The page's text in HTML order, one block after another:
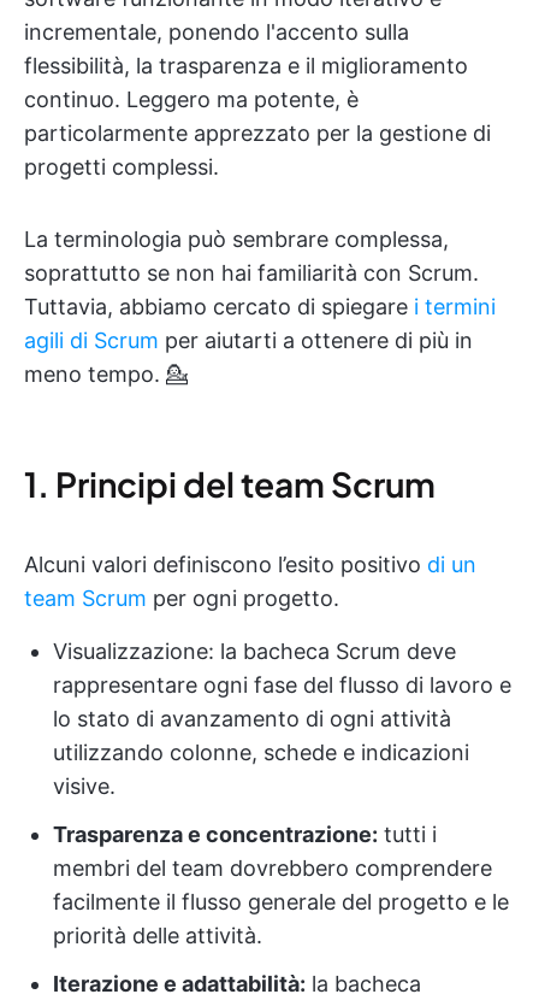
incrementale, ponendo l'accento sulla
flessibilità, la trasparenza e il miglioramento
continuo. Leggero ma potente, è
particolarmente apprezzato per la gestione di
progetti complessi.
La terminologia può sembrare complessa,
soprattutto se non hai familiarità con Scrum.
Tuttavia, abbiamo cercato di spiegare i termini
agili di Scrum per aiutarti a ottenere di più in
meno tempo. 💁
1. Principi del team Scrum
Alcuni valori definiscono l’esito positivo di un
team Scrum per ogni progetto.
Visualizzazione: la bacheca Scrum deve
rappresentare ogni fase del flusso di lavoro e
lo stato di avanzamento di ogni attività
utilizzando colonne, schede e indicazioni
visive.
Trasparenza e concentrazione: tutti i
membri del team dovrebbero comprendere
facilmente il flusso generale del progetto e le
priorità delle attività.
Iterazione e adattabilità: la bacheca